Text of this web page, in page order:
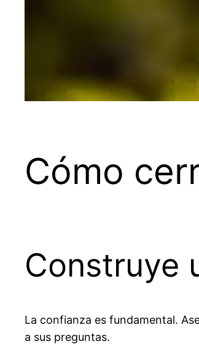
Cómo
Construye
La confianza es fundamental.
a sus preguntas.